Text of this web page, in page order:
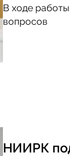
В ходе
вопросов
НИИРК